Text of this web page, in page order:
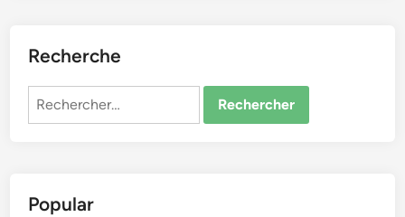
Recherche
Rechercher :
Popular